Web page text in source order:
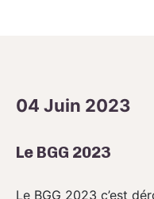
04 Juin 2023
Le BGG 2023
Le BGG 2023 c’est